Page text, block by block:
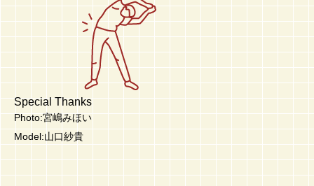
Special Thanks
Photo:宮嶋みほい
Model:山口紗貴